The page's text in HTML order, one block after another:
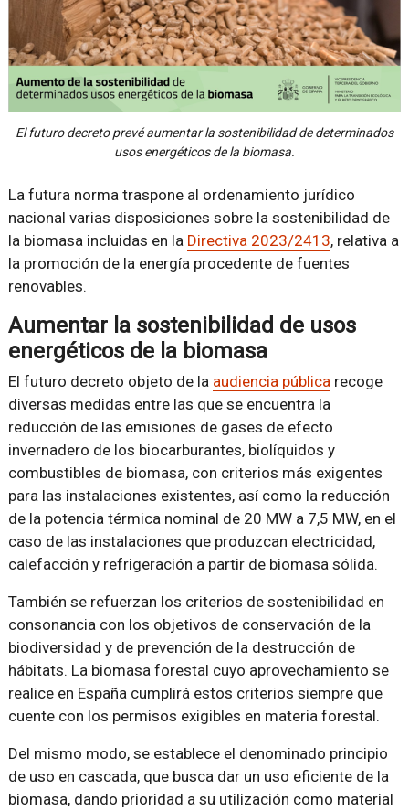
El futuro decreto prevé aumentar la sostenibilidad de determinados
usos energéticos de la biomasa.
La futura norma traspone al ordenamiento jurídico
nacional varias disposiciones sobre la sostenibilidad de
la biomasa incluidas en la Directiva 2023/2413, relativa a
la promoción de la energía procedente de fuentes
renovables.
Aumentar la sostenibilidad de usos
energéticos de la biomasa
El futuro decreto objeto de la audiencia pública recoge
diversas medidas entre las que se encuentra la
reducción de las emisiones de gases de efecto
invernadero de los biocarburantes, biolíquidos y
combustibles de biomasa, con criterios más exigentes
para las instalaciones existentes, así como la reducción
de la potencia térmica nominal de 20 MW a 7,5 MW, en el
caso de las instalaciones que produzcan electricidad,
calefacción y refrigeración a partir de biomasa sólida.
También se refuerzan los criterios de sostenibilidad en
consonancia con los objetivos de conservación de la
biodiversidad y de prevención de la destrucción de
hábitats. La biomasa forestal cuyo aprovechamiento se
realice en España cumplirá estos criterios siempre que
cuente con los permisos exigibles en materia forestal.
Del mismo modo, se establece el denominado principio
de uso en cascada, que busca dar un uso eficiente de la
biomasa, dando prioridad a su utilización como material